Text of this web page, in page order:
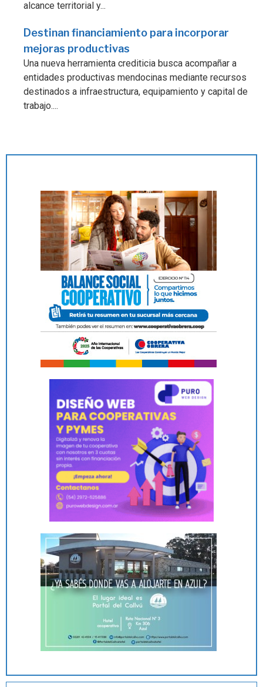
alcance territorial y...
Destinan financiamiento para incorporar
mejoras productivas
Una nueva herramienta crediticia busca acompañar a
entidades productivas mendocinas mediante recursos
destinados a infraestructura, equipamiento y capital de
trabajo....